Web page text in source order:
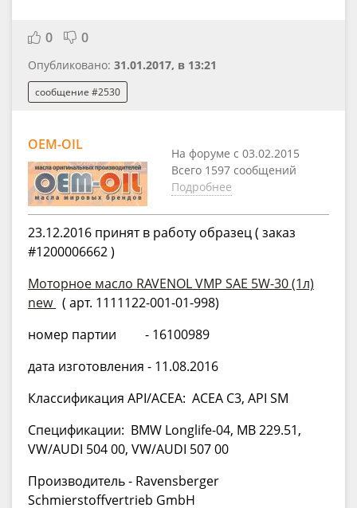
0 0
Опубликовано: 31.01.2017, в 13:21
сообщение #2530
OEM-OIL
На форуме с 03.02.2015
Всего 1597 сообщений
Подробнее
23.12.2016 принят в работу образец ( заказ
#1200006662 )
Моторное масло RAVENOL VMP SAE 5W-30 (1л)
new ( арт. 1111122-001-01-998)
номер партии - 16100989
дата изготовления - 11.08.2016
Классификация API/ACEA: ACEA C3, API SM
Спецификации: BMW Longlife-04, MB 229.51,
VW/AUDI 504 00, VW/AUDI 507 00
Производитель - Ravensberger
Schmierstoffvertrieb GmbH